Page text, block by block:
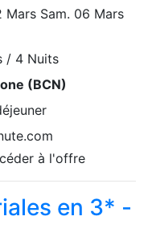
Mars Sam. 06 Mars
/ 4 Nuits
(BCN)
à l'offre
en 3* -